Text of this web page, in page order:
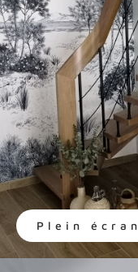
Plein écran